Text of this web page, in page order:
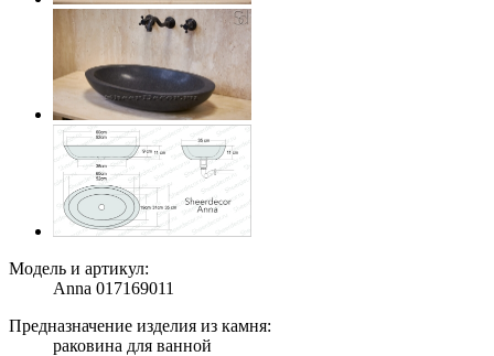
Модель и артикул:
Anna 017169011
Предназначение изделия из камня:
раковина для ванной